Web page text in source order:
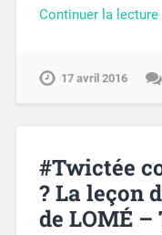
Continuer la
17 avril 2016
#Twictée
? La leçon
de LOMÉ –